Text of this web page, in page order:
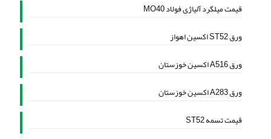
قیمت میلگرد آلیاژی فولاد MO40
ورق ST52 اکسین اهواز
ورق A516 اکسین خوزستان
ورق A283 اکسین خوزستان
قیمت تسمه ST52